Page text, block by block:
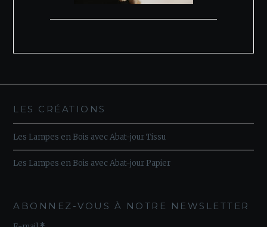
LES CRÉATIONS
Les Lampes en Bois avec Abat-jour Tissu
Les Lampes en Bois avec Abat-jour Papier
ABONNEZ-VOUS À NOTRE NEWSLETTER